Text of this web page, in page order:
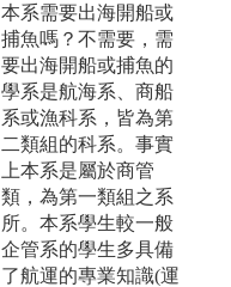
本系需要出海開船或
捕魚嗎？不需要，需
要出海開船或捕魚的
學系是航海系、商船
系或漁科系，皆為第
二類組的科系。事實
上本系是屬於商管
類，為第一類組之系
所。本系學生較一般
企管系的學生多具備
了航運的專業知識(運